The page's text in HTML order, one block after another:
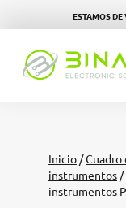
ESTAMOS
Inicio /Cuadro
instrumentos /
instrumentos